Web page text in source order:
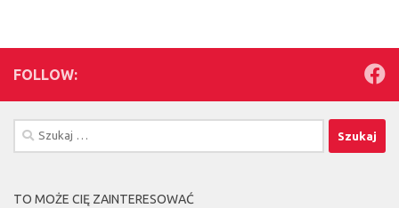
FOLLOW:
Szukaj:
TO MOŻE CIĘ ZAINTERESOWAĆ